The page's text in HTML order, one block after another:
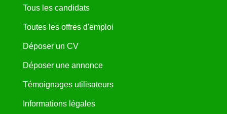
Tous les candidats
Toutes les offres d'emploi
Déposer un CV
Déposer une annonce
Témoignages utilisateurs
Informations légales